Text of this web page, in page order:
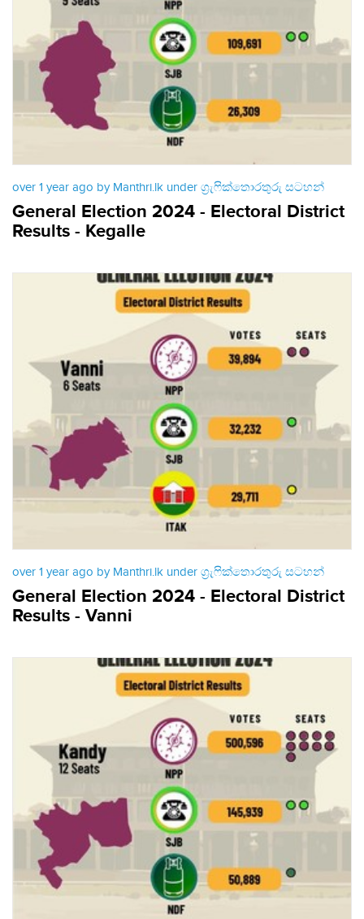
over 1 year ago by Manthri.lk under ග්‍රැෆික්තොරතුරු සටහන්
General Election 2024 - Electoral District
Results - Kegalle
over 1 year ago by Manthri.lk under ග්‍රැෆික්තොරතුරු සටහන්
General Election 2024 - Electoral District
Results - Vanni